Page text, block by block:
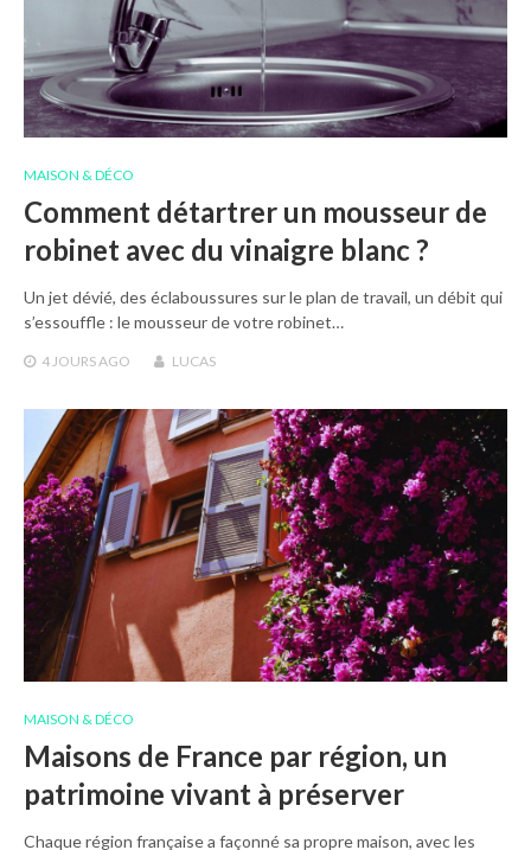
MAISON & DÉCO
Comment détartrer un mousseur de
robinet avec du vinaigre blanc ?
Un jet dévié, des éclaboussures sur le plan de travail, un débit qui
s’essouffle : le mousseur de votre robinet…
4 JOURSAGO LUCAS
MAISON & DÉCO
Maisons de France par région, un
patrimoine vivant à préserver
Chaque région française a façonné sa propre maison, avec les